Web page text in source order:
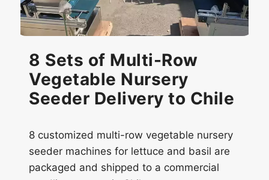
8 Sets of Multi-Row
Vegetable Nursery
Seeder Delivery to Chile
8 customized multi-row vegetable nursery
seeder machines for lettuce and basil are
packaged and shipped to a commercial